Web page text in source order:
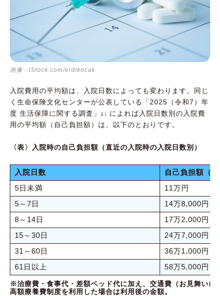
画像：iStock.com/erdikocak
入院費用の平均額は、入院日数によっても変わります。同じ
く生命保険文化センターが公表している「2025（令和7）年
度 生活保障に関する調査」
1） によれば入院日数別の入院費
用の平均額（自己負担額）は、以下のとおりです。
〈表〉入院時の自己負担額（直近の入院時の入院日数別）
入院日数
自己負担額（
5日未満
11万円
5～7日
14万8,000円
8～14日
17万2,000円
15～30日
24万7,000円
31～60日
36万1,000円
61日以上
58万5,000円
※治療費・食事代・差額ベッド代に加え、交通費（お見舞い
高額療養費制度を利用した場合は利用後の金額。